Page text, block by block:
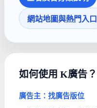
網站地圖與熱門入口
如何使用 K廣告？
廣告主：找廣告版位